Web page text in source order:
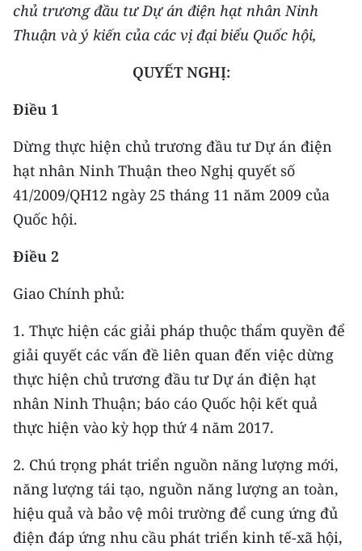
Media Chính trị
Media Pháp luật
Media Du lịch
Media Thế giới
Media Thể thao
Media Giáo dục
Media Y tế
Media Khoa học - Công nghệ
Media Môi trường
Infographic
TIN MỚI
chủ trương đầu tư Dự án điện hạt nhân Ninh
Thuận và ý kiến của các vị đại biểu Quốc hội,
QUYẾT NGHỊ:
Điều 1
Dừng thực hiện chủ trương đầu tư Dự án điện
hạt nhân Ninh Thuận theo Nghị quyết số
41/2009/QH12 ngày 25 tháng 11 năm 2009 của
Quốc hội.
Điều 2
Giao Chính phủ:
1. Thực hiện các giải pháp thuộc thẩm quyền để
giải quyết các vấn đề liên quan đến việc dừng
thực hiện chủ trương đầu tư Dự án điện hạt
nhân Ninh Thuận; báo cáo Quốc hội kết quả
thực hiện vào kỳ họp thứ 4 năm 2017.
2. Chú trọng phát triển nguồn năng lượng mới,
năng lượng tái tạo, nguồn năng lượng an toàn,
hiệu quả và bảo vệ môi trường để cung ứng đủ
điện đáp ứng nhu cầu phát triển kinh tế-xã hội,